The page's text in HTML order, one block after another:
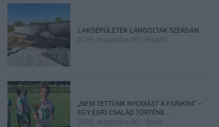
LAKÓÉPÜLETEK LÁNGOLTAK SZERDÁN
2026. augusztus 06 Riasztó
„NEM TETTÜNK NYOMÁST A FIUNKRA” –
EGY EGRI CSALÁD TÖRTÉNE...
2026. augusztus 06 Sport